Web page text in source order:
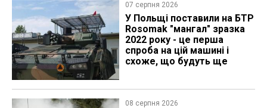
07 серпня 2026
У Польщі поставили на БТР
Rosomak "мангал" зразка
2022 року - це перша
спроба на цій машині і
схоже, що будуть ще
08 серпня 2026